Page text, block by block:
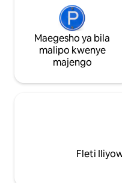
Maegesho ya bila
malipo kwenye
majengo
Fleti